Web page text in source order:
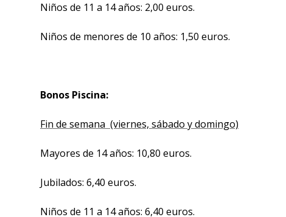
Niños de 11 a 14 años: 2,00 euros.
Niños de menores de 10 años: 1,50 euros.
Bonos Piscina:
Fin de semana (viernes, sábado y domingo)
Mayores de 14 años: 10,80 euros.
Jubilados: 6,40 euros.
Niños de 11 a 14 años: 6,40 euros.